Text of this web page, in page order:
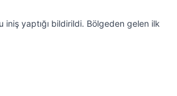
iniş yaptığı bildirildi. Bölgeden gelen ilk